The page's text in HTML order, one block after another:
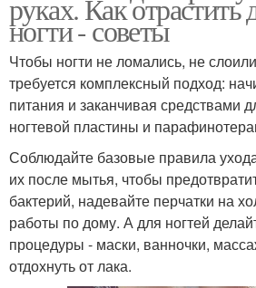
руках. Как
ногти - советы
Чтобы ногти не ломались, не
требуется комплексный подход:
питания и заканчивая средствами
ногтевой пластины и
Соблюдайте базовые правила
их после мытья, чтобы
бактерий, надевайте перчатки на
работы по дому. А для ногтей
процедуры - маски, ванночки,
отдохнуть от лака.